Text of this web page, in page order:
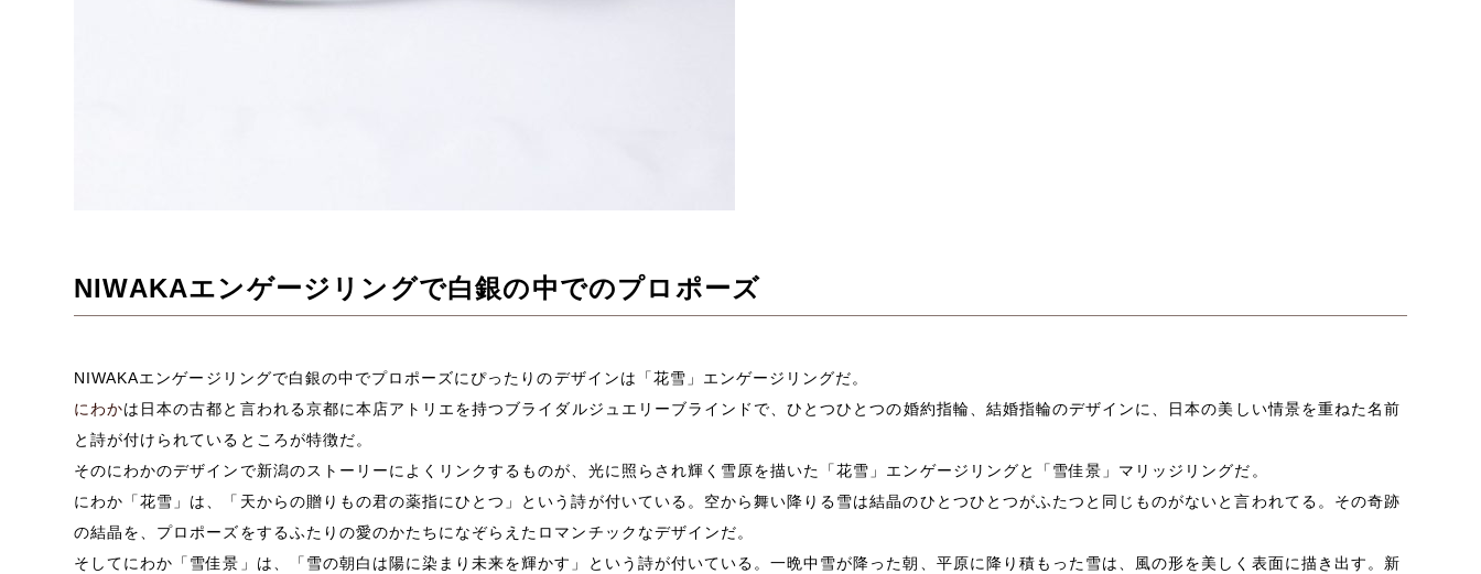
NIWAKAエンゲージリングで白銀の中でのプロポーズ
NIWAKAエンゲージリングで白銀の中でプロポーズにぴったりのデザインは「花雪」エンゲージリングだ。
にわかは日本の古都と言われる京都に本店アトリエを持つブライダルジュエリーブラインドで、ひとつひとつの婚約指輪、結婚指輪のデザインに、日本の美しい情景を重ねた名前
と詩が付けられているところが特徴だ。
そのにわかのデザインで新潟のストーリーによくリンクするものが、光に照らされ輝く雪原を描いた「花雪」エンゲージリングと「雪佳景」マリッジリングだ。
にわか「花雪」は、「天からの贈りもの君の薬指にひとつ」という詩が付いている。空から舞い降りる雪は結晶のひとつひとつがふたつと同じものがないと言われてる。その奇跡
の結晶を、プロポーズをするふたりの愛のかたちになぞらえたロマンチックなデザインだ。
そしてにわか「雪佳景」は、「雪の朝白は陽に染まり未来を輝かす」という詩が付いている。一晩中雪が降った朝、平原に降り積もった雪は、風の形を美しく表面に描き出す。新